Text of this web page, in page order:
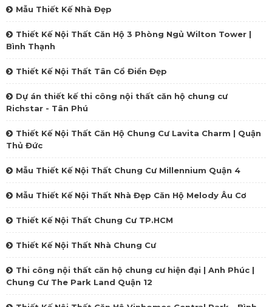
Mẫu Thiết Kế Nhà Đẹp
Thiết Kế Nội Thất Căn Hộ 3 Phòng Ngủ Wilton Tower |
Bình Thạnh
Thiết Kế Nội Thất Tân Cổ Điển Đẹp
Dự án thiết kế thi công nội thất căn hộ chung cư
Richstar - Tân Phú
Thiết Kế Nội Thất Căn Hộ Chung Cư Lavita Charm | Quận
Thủ Đức
Mẫu Thiết Kế Nội Thất Chung Cư Millennium Quận 4
Mẫu Thiết Kế Nội Thất Nhà Đẹp Căn Hộ Melody Âu Cơ
Thiết Kế Nội Thất Chung Cư TP.HCM
Thiết Kế Nội Thất Nhà Chung Cư
Thi công nội thất căn hộ chung cư hiện đại | Anh Phúc |
Chung Cư The Park Land Quận 12